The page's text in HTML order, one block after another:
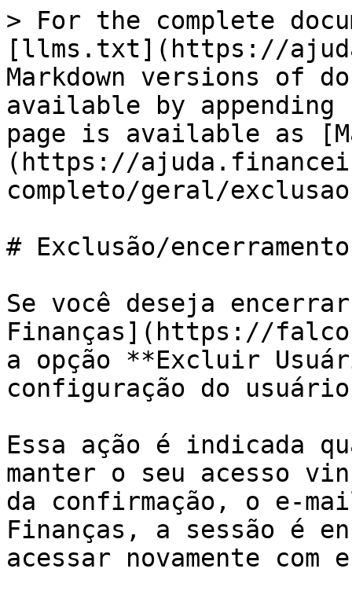
> For the complete
[llms.txt](https://
Markdown versions of
available by
page is available as
(https://
completo/geral/
# Exclusão/
Se você deseja
Finanças](https://
a opção **Excluir
configuração do
Essa ação é indicada
manter o seu acesso
da confirmação, o e-
Finanças, a sessão é
acessar novamente com